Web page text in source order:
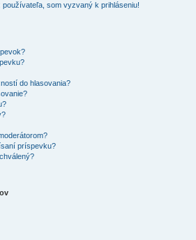
som vyzvaný k prihláseniu!
do hlasovania?
príspevku?